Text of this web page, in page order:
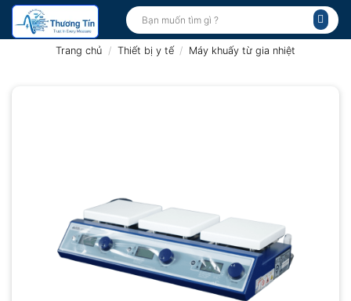
Bỏ
qua
Tìm
kiếm:
Trang chủ / Thiết bị y tế / Máy khuấy từ gia nhiệt